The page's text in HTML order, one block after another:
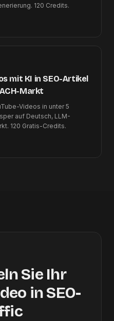
120 Credits.
mit KI in SEO-Artikel
Markt
Videos in unter 5
auf Deutsch, LLM-
120 Gratis-Credits.
Sie Ihr
in SEO-